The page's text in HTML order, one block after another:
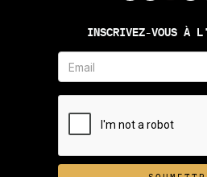
INSCRIVEZ-VOUS À